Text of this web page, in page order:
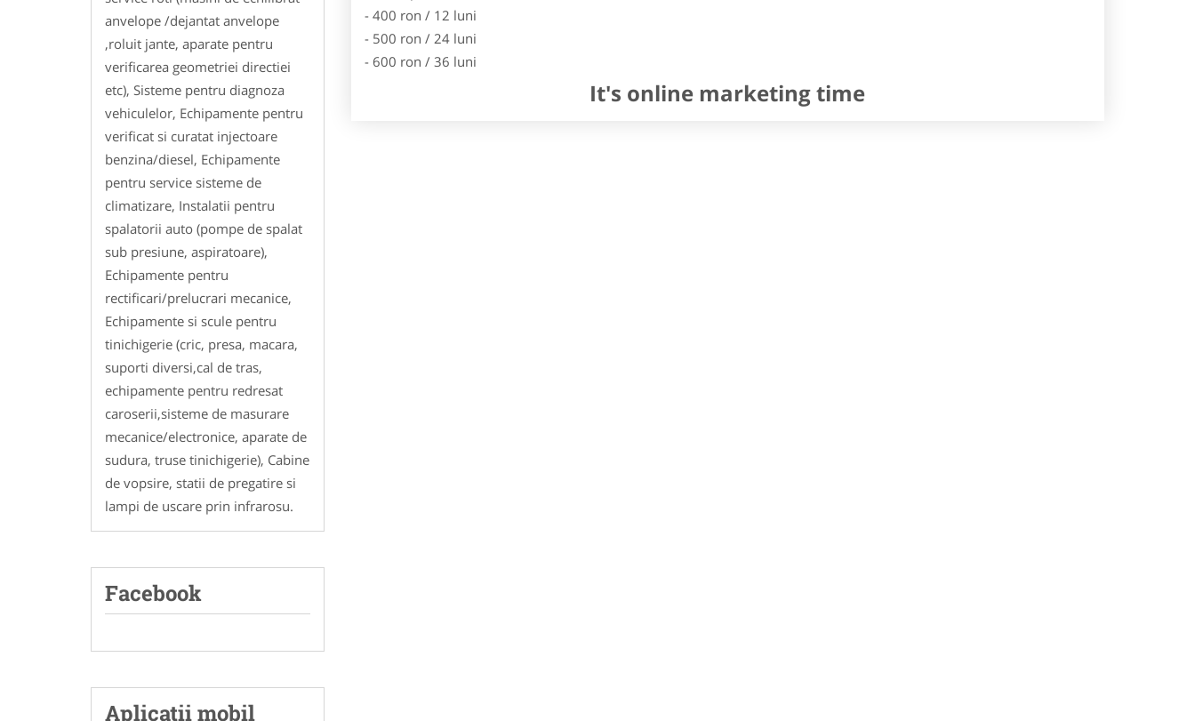
anvelope /dejantat anvelope
,roluit jante, aparate pentru
verificarea geometriei directiei
etc), Sisteme pentru diagnoza
vehiculelor, Echipamente pentru
verificat si curatat injectoare
benzina/diesel, Echipamente
pentru service sisteme de
climatizare, Instalatii pentru
spalatorii auto (pompe de spalat
sub presiune, aspiratoare),
Echipamente pentru
rectificari/prelucrari mecanice,
Echipamente si scule pentru
tinichigerie (cric, presa, macara,
suporti diversi,cal de tras,
echipamente pentru redresat
caroserii,sisteme de masurare
mecanice/electronice, aparate de
sudura, truse tinichigerie), Cabine
de vopsire, statii de pregatire si
lampi de uscare prin infrarosu.
Facebook
Aplicatii mobil
- 400 ron / 12 luni
- 500 ron / 24 luni
- 600 ron / 36 luni
It's online marketing time